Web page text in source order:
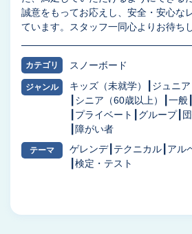
誠意をもってお応えし、安全・安心な
ています。スタッフ一同心よりお待ち
カテゴリ スノーボード
ジャンル キッズ（未就学）
ジュニア
シニア（60歳以上）
一般
プライベート
グループ
障がい者
テーマ ゲレンデ テクニカル アル
検定・テスト